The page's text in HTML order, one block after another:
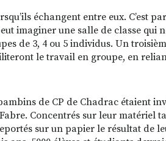
échangent entre eux. C’est
imaginer une salle de classe qui
de 3, 4 ou 5 individus. Un
le travail en groupe, en
de CP de Chadrac étaient
Concentrés sur leur matériel
sur un papier le résultat de